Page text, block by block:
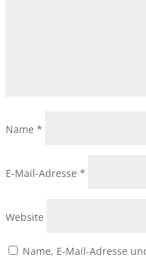
Name*
E-Mail-Adresse*
Website
Name, E-Mail-Adresse